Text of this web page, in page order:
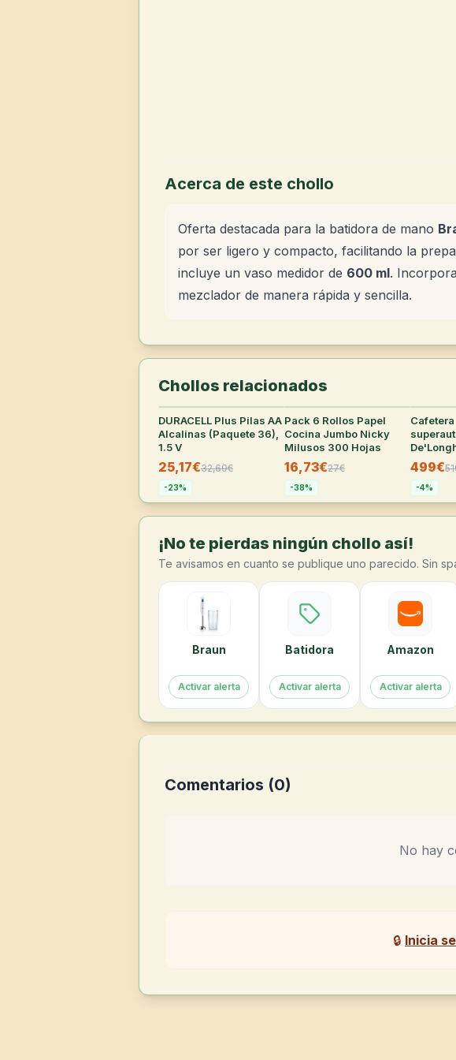
Acerca de este chollo
Oferta destacada para la batidora de mano
por ser ligero y compacto, facilitando la
incluye un vaso medidor de 600 ml.
mezclador de manera rápida y sencilla.
Chollos relacionados
31°
DURACELL Plus Pilas AA
Alcalinas (Paquete 36),
1.5 V
25,17€32,69€
-23%
Pack 6 Rollos Papel
Cocina Jumbo Nicky
Milusos 300 Hojas
16,73€27€
-38%
Cafetera
Perfetto
Bean
499€
-4%
¡No te pierdas ningún chollo así!
Te avisamos en cuanto se publique uno parecido. Sin
Braun
Activar alerta
Batidora
Activar alerta
Amazon
Activar alerta
Comentarios (0)
No hay
🔒 Inicia